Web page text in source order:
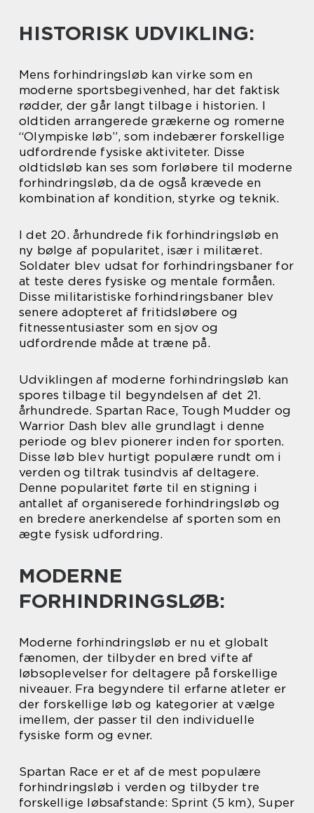
HISTORISK UDVIKLING:
Mens forhindringsløb kan virke som en
moderne sportsbegivenhed, har det faktisk
rødder, der går langt tilbage i historien. I
oldtiden arrangerede grækerne og romerne
“Olympiske løb”, som indebærer forskellige
udfordrende fysiske aktiviteter. Disse
oldtidsløb kan ses som forløbere til moderne
forhindringsløb, da de også krævede en
kombination af kondition, styrke og teknik.
I det 20. århundrede fik forhindringsløb en
ny bølge af popularitet, især i militæret.
Soldater blev udsat for forhindringsbaner for
at teste deres fysiske og mentale formåen.
Disse militaristiske forhindringsbaner blev
senere adopteret af fritidsløbere og
fitnessentusiaster som en sjov og
udfordrende måde at træne på.
Udviklingen af moderne forhindringsløb kan
spores tilbage til begyndelsen af det 21.
århundrede. Spartan Race, Tough Mudder og
Warrior Dash blev alle grundlagt i denne
periode og blev pionerer inden for sporten.
Disse løb blev hurtigt populære rundt om i
verden og tiltrak tusindvis af deltagere.
Denne popularitet førte til en stigning i
antallet af organiserede forhindringsløb og
en bredere anerkendelse af sporten som en
ægte fysisk udfordring.
MODERNE
FORHINDRINGSLØB:
Moderne forhindringsløb er nu et globalt
fænomen, der tilbyder en bred vifte af
løbsoplevelser for deltagere på forskellige
niveauer. Fra begyndere til erfarne atleter er
der forskellige løb og kategorier at vælge
imellem, der passer til den individuelle
fysiske form og evner.
Spartan Race er et af de mest populære
forhindringsløb i verden og tilbyder tre
forskellige løbsafstande: Sprint (5 km), Super